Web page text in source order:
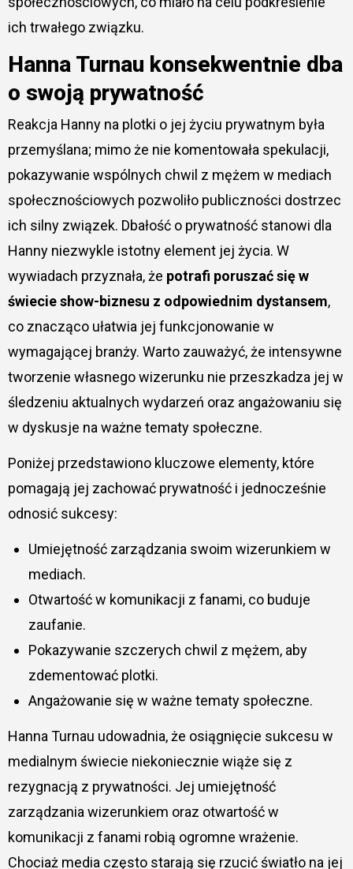
ich trwałego związku.
Hanna Turnau konsekwentnie dba
o swoją prywatność
Reakcja Hanny na plotki o jej życiu prywatnym była
przemyślana; mimo że nie komentowała spekulacji,
pokazywanie wspólnych chwil z mężem w mediach
społecznościowych pozwoliło publiczności dostrzec
ich silny związek. Dbałość o prywatność stanowi dla
Hanny niezwykle istotny element jej życia. W
wywiadach przyznała, że potrafi poruszać się w
świecie show-biznesu z odpowiednim dystansem,
co znacząco ułatwia jej funkcjonowanie w
wymagającej branży. Warto zauważyć, że intensywne
tworzenie własnego wizerunku nie przeszkadza jej w
śledzeniu aktualnych wydarzeń oraz angażowaniu się
w dyskusje na ważne tematy społeczne.
Poniżej przedstawiono kluczowe elementy, które
pomagają jej zachować prywatność i jednocześnie
odnosić sukcesy:
Umiejętność zarządzania swoim wizerunkiem w
mediach.
Otwartość w komunikacji z fanami, co buduje
zaufanie.
Pokazywanie szczerych chwil z mężem, aby
zdementować plotki.
Angażowanie się w ważne tematy społeczne.
Hanna Turnau udowadnia, że osiągnięcie sukcesu w
medialnym świecie niekoniecznie wiąże się z
rezygnacją z prywatności. Jej umiejętność
zarządzania wizerunkiem oraz otwartość w
komunikacji z fanami robią ogromne wrażenie.
Chociaż media często starają się rzucić światło na jej